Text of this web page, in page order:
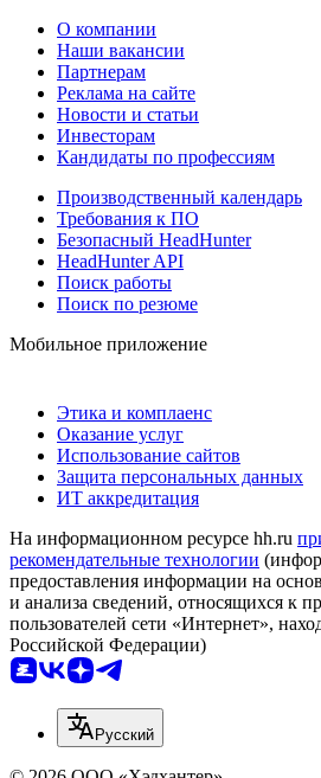
О компании
Наши вакансии
Партнерам
Реклама на сайте
Новости и статьи
Инвесторам
Кандидаты по профессиям
Производственный календарь
Требования к ПО
Безопасный HeadHunter
HeadHunter API
Поиск работы
Поиск по резюме
Мобильное приложение
Этика и комплаенс
Оказание услуг
Использование сайтов
Защита персональных данных
ИТ аккредитация
На информационном ресурсе hh.ru
рекомендательные технологии
предоставления информации на
и анализа сведений, относящихся к
пользователей сети «Интернет»,
Российской Федерации)
Русский